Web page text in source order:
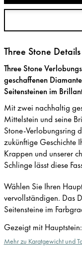
Three Stone Details
Three Stone
geschaffenen
Seitensteinen im
Mit zwei nachhaltig
Mittelstein und seine
Stone-Verlobungsring
zukünftige Geschichte
Krappen und unserer
Schlinge lässt diese
Wählen Sie Ihren
vervollständigen. Das
Seitensteine im
Gezeigt mit Hauptstein:
Mehr zu Karatgewicht und